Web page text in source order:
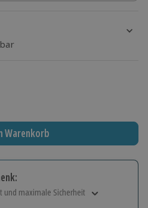
Warenkorb
und maximale Sicherheit